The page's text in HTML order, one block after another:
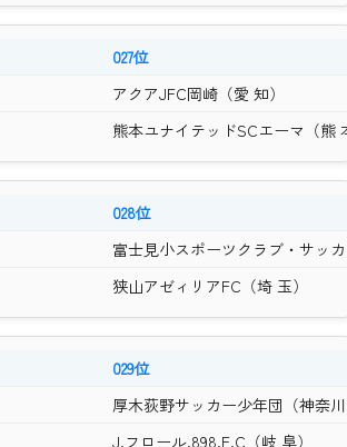
027位
アクアJFC岡崎（愛 知）
熊本ユナイテッドSCエーマ（熊
028位
富士見小スポーツクラブ・サッ
狭山アゼィリアFC（埼 玉）
029位
厚木荻野サッカー少年団（神奈
J.フロール.898.F.C（岐 阜）